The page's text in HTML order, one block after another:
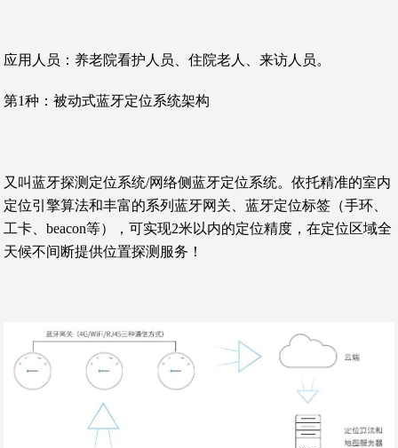
应用人员：养老院看护人员、住院老人、来访人员。
第1种：被动式蓝牙定位系统架构
又叫蓝牙探测定位系统/网络侧蓝牙定位系统。依托精准的室内
定位引擎算法和丰富的系列蓝牙网关、蓝牙定位标签（手环、
工卡、beacon等），可实现2米以内的定位精度，在定位区域全
天候不间断提供位置探测服务！